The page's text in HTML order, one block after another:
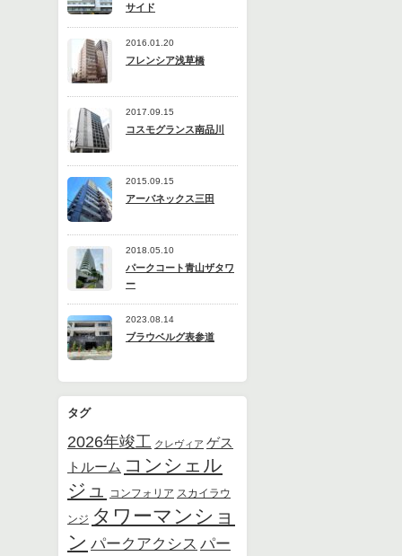
サイド
2016.01.20
フレンシア浅草橋
2017.09.15
コスモグランス南品川
2015.09.15
アーバネックス三田
2018.05.10
パークコート青山ザタワ
ー
2023.08.14
ブラウベルグ表参道
タグ
2026年竣工 クレヴィア ゲス
トルーム コンシェル
ジュ
コンフォリア スカイラウ
ンジ タワーマンショ
ン パークアクシス パー